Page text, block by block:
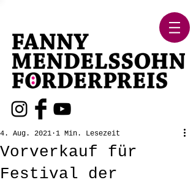
Vorverkauf für
Festival der
4. Aug. 2021 1 Min. Lesezeit